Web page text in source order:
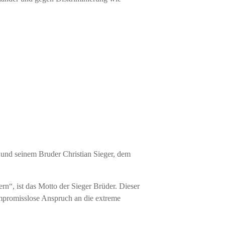
seinem Bruder Christian Sieger, dem
ist das Motto der Sieger Brüder. Dieser
Anspruch an die extreme